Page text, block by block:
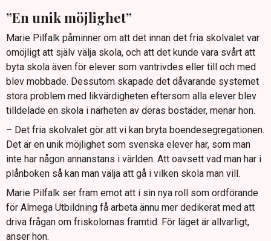
”En unik möjlighet”
Marie Pilfalk påminner om att det innan det fria skolvalet var
omöjligt att själv välja skola, och att det kunde vara svårt att
byta skola även för elever som vantrivdes eller till och med
blev mobbade. Dessutom skapade det dåvarande systemet
stora problem med likvärdigheten eftersom alla elever blev
tilldelade en skola i närheten av deras bostäder, menar hon.
– Det fria skolvalet gör att vi kan bryta boendesegregationen.
Det är en unik möjlighet som svenska elever har, som man
inte har någon annanstans i världen. Att oavsett vad man har i
plånboken så kan man välja att gå i vilken skola man vill.
Marie Pilfalk ser fram emot att i sin nya roll som ordförande
för Almega Utbildning få arbeta ännu mer dedikerat med att
driva frågan om friskolornas framtid. För läget är allvarligt,
anser hon.